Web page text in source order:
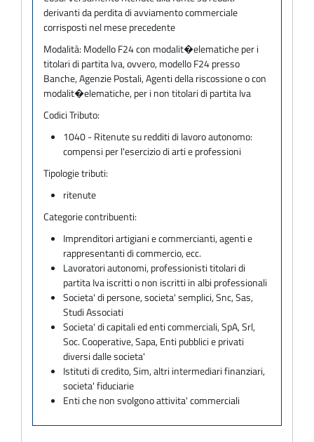
derivanti da perdita di avviamento commerciale
corrisposti nel mese precedente
Modalità: Modello F24 con modalit�elematiche per i
titolari di partita Iva, ovvero, modello F24 presso
Banche, Agenzie Postali, Agenti della riscossione o con
modalit�elematiche, per i non titolari di partita Iva
Codici Tributo:
1040 - Ritenute su redditi di lavoro autonomo:
compensi per l'esercizio di arti e professioni
Tipologie tributi:
ritenute
Categorie contribuenti:
Imprenditori artigiani e commercianti, agenti e
rappresentanti di commercio, ecc.
Lavoratori autonomi, professionisti titolari di
partita Iva iscritti o non iscritti in albi professionali
Societa' di persone, societa' semplici, Snc, Sas,
Studi Associati
Societa' di capitali ed enti commerciali, SpA, Srl,
Soc. Cooperative, Sapa, Enti pubblici e privati
diversi dalle societa'
Istituti di credito, Sim, altri intermediari finanziari,
societa' fiduciarie
Enti che non svolgono attivita' commerciali